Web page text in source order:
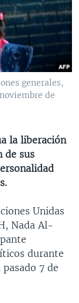
generales,
de
la liberación
de sus
Unidas
Nada Al-
durante
pasado 7 de